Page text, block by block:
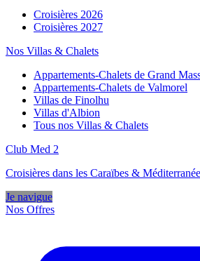
Croisières 2026
Croisières 2027
Nos Villas & Chalets
Appartements-Chalets de Grand
Appartements-Chalets de Valmorel
Villas de Finolhu
Villas d'Albion
Tous nos Villas & Chalets
Club Med 2
Croisières dans les Caraïbes & Méditerranée
Je navigue
Nos Offres